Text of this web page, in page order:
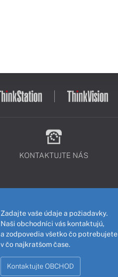
KONTAKTUJTE NÁS
Zadajte vaše údaje a požiadavky.
Naši obchodníci vás kontaktujú,
a zodpovedia všetko čo potrebujete
v čo najkratšom čase.
Kontaktujte OBCHOD